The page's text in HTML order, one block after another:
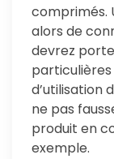
comprimés.
alors de
devrez
d’utilisation
ne pas
produit en
exemple.